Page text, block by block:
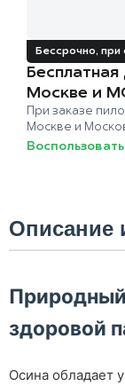
Бессрочно,
Москве и
При заказе
Москве и
Описание
Природный
здоровой
Осина обладает